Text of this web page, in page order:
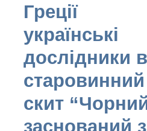
Греції
українські
дослідники
скит
заснований